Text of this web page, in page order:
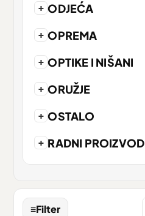
+ ODJEĆA
+ OPREMA
+ OPTIKE I NIŠANI
+ ORUŽJE
+ OSTALO
+ RADNI PROIZVOD
≡Filter